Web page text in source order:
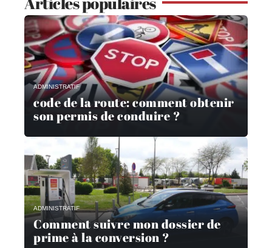
ADMINISTRATIF
code de la route: comment obtenir
son permis de conduire ?
ADMINISTRATIF
Comment suivre mon dossier de
prime à la conversion ?